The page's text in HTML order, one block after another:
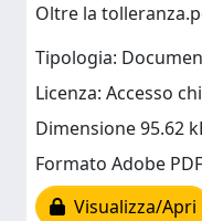
Oltre la
Tipologia:
Licenza: Accesso
Dimensione 95.62
Formato Adobe PDF
Visualizza/Apri